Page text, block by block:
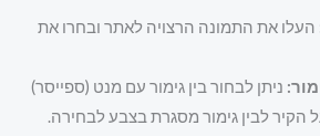
העלו את התמונה הרצויה לאתר ובחרו את
ניתן לבחור בין גימור עם מנט (ספייסר)
הקיר לבין גימור מסגרת בצבע לבחירה.